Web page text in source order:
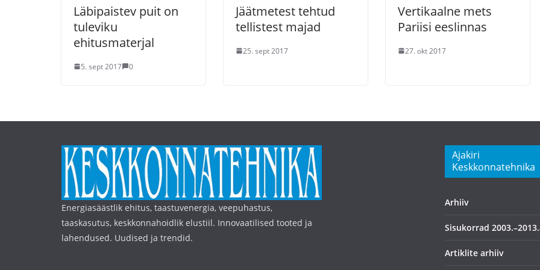
Läbipaistev puit on
tuleviku
ehitusmaterjal
5. sept 2017 0
Jäätmetest tehtud
tellistest majad
25. sept 2017
Vertikaalne mets
Pariisi eeslinnas
27. okt 2017
Energiasäästlik ehitus, taastuvenergia, veepuhastus,
taaskasutus, keskkonnahoidlik elustiil. Innovaatilised tooted ja
lahendused. Uudised ja trendid.
Ajakiri
Keskkonnatehnika
Arhiiv
Sisukorrad
Artiklite arhiiv